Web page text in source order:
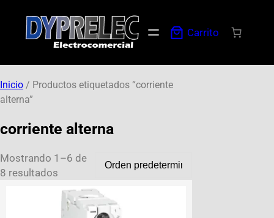
Carrito
Inicio / Productos etiquetados “corriente
alterna”
corriente alterna
Mostrando 1–6 de
8 resultados